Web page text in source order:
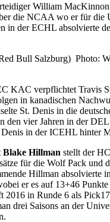
William
die NCAA wo er für
in der ECHL absolvierte
Bull Salzburg) Photo:
KAC verpflichtet Travis
in kanadischen
St. Denis in die
den vier Jahren in der
in der ICEHL hinter
Hillman stellt der
für die Wolf Pack und
Hillman
er es auf 13+46 Punkte
in Runde 6 als
drei Saisons an der